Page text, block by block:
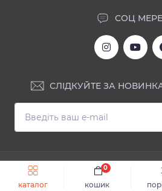
каталог кошик
0
Швидке замовлення
СОЦ
СЛІДКУЙТЕ ЗА
ІНФОРМАЦІЯ